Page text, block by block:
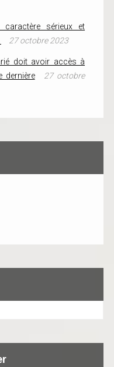
caractère sérieux et
27 octobre 2023
doit avoir accès à
dernière
27 octobre